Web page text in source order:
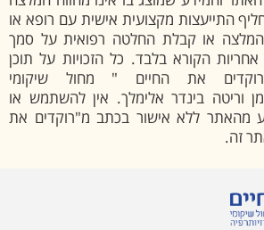
התייעצות מקצועית אישית עם רופא או
המלצה או קבלת החלטה רפואית על סמך
הקורא בלבד. כל הזכויות על תוכן
את החיים " מחול שיקומי
וריטה בינדר אלימלך. אין להשתמש או
מהאתר ללא אישור בכתב מ"רוקדים את
זה.